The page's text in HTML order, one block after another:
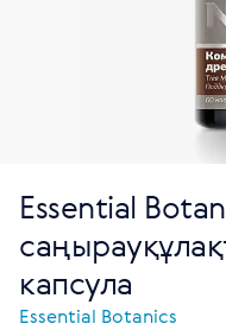
Essential
капсула
Essential Botanics